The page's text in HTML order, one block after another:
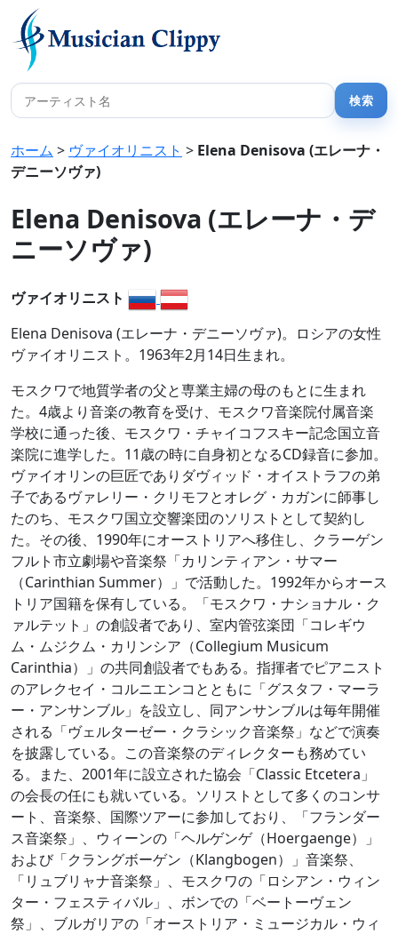
ホーム > ヴァイオリニスト > Elena Denisova (エレーナ・
デニーソヴァ)
Elena Denisova (エレーナ・デ
ニーソヴァ)
ヴァイオリニスト
Elena Denisova (エレーナ・デニーソヴァ)。ロシアの女性
ヴァイオリニスト。1963年2月14日生まれ。
モスクワで地質学者の父と専業主婦の母のもとに生まれ
た。4歳より音楽の教育を受け、モスクワ音楽院付属音楽
学校に通った後、モスクワ・チャイコフスキー記念国立音
楽院に進学した。11歳の時に自身初となるCD録音に参加。
ヴァイオリンの巨匠でありダヴィッド・オイストラフの弟
子であるヴァレリー・クリモフとオレグ・カガンに師事し
たのち、モスクワ国立交響楽団のソリストとして契約し
た。その後、1990年にオーストリアへ移住し、クラーゲン
フルト市立劇場や音楽祭「カリンティアン・サマー
（Carinthian Summer）」で活動した。1992年からオース
トリア国籍を保有している。「モスクワ・ナショナル・ク
ァルテット」の創設者であり、室内管弦楽団「コレギウ
ム・ムジクム・カリンシア（Collegium Musicum
Carinthia）」の共同創設者でもある。指揮者でピアニスト
のアレクセイ・コルニエンコとともに「グスタフ・マーラ
ー・アンサンブル」を設立し、同アンサンブルは毎年開催
される「ヴェルターゼー・クラシック音楽祭」などで演奏
を披露している。この音楽祭のディレクターも務めてい
る。また、2001年に設立された協会「Classic Etcetera」
の会長の任にも就いている。ソリストとして多くのコンサ
ート、音楽祭、国際ツアーに参加しており、「フランダー
ス音楽祭」、ウィーンの「ヘルゲンゲ（Hoergaenge）」
および「クラングボーゲン（Klangbogen）」音楽祭、
「リュブリャナ音楽祭」、モスクワの「ロシアン・ウィン
ター・フェスティバル」、ボンでの「ベートーヴェン
祭」、ブルガリアの「オーストリア・ミュージカル・ウィ